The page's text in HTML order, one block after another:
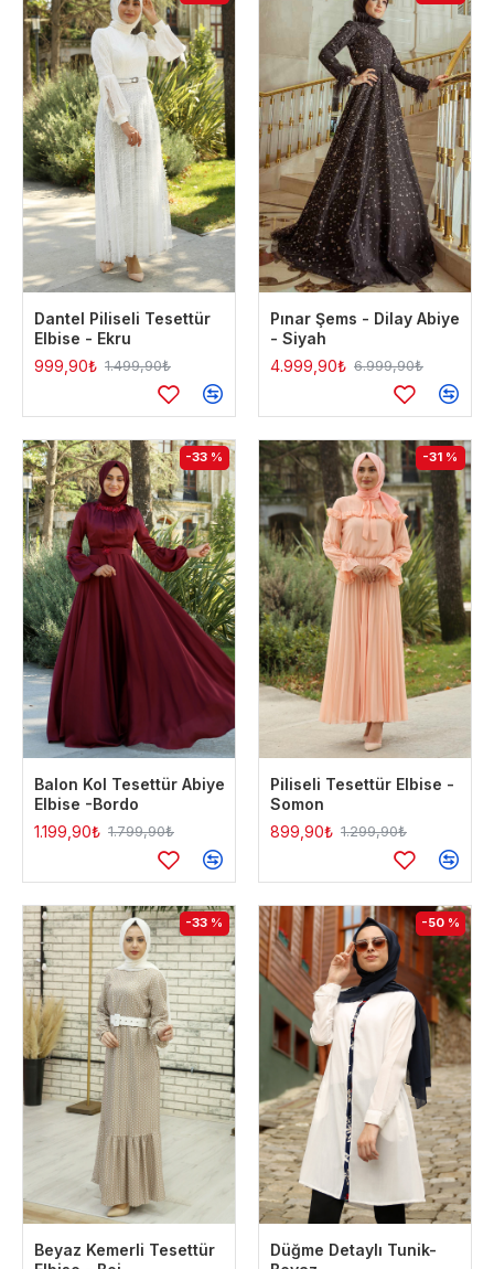
Dantel Piliseli Tesettür
Elbise - Ekru
999,90₺ 1.499,90₺
Pınar Şems - Dilay Abiye
- Siyah
4.999,90₺ 6.999,90₺
-33 %
Balon Kol Tesettür Abiye
Elbise -Bordo
1.199,90₺ 1.799,90₺
-31 %
Piliseli Tesettür Elbise -
Somon
899,90₺ 1.299,90₺
-33 %
Beyaz Kemerli Tesettür
-50 %
Düğme Detaylı Tunik-